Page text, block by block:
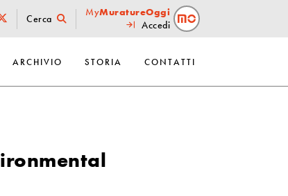
Cerca
MyMuratureOggi
Accedi
ARCHIVIO STORIA CONTATTI